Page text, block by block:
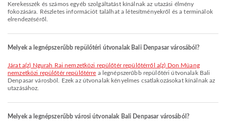
Kerekesszék és számos egyéb szolgáltatást kínálnak az utazási élmény
fokozására. Részletes információt találhat a létesítményekről és a terminálok
elrendezéséről.
Melyek a legnépszerűbb repülőtéri útvonalak Bali Denpasar városából?
járat a(z) Ngurah Rai nemzetközi repülőtér repülőtérről a(z) Don Müang
nemzetközi repülőtér repülőtérre a legnépszerűbb repülőtéri útvonalak Bali
Denpasar városból. Ezek az útvonalak kényelmes csatlakozásokat kínálnak az
utazásához.
Melyek a legnépszerűbb városi útvonalak Bali Denpasar városából?